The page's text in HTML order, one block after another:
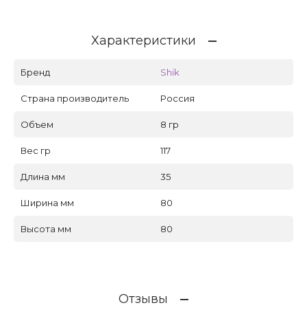
Характеристики
Бренд Shik
Страна производитель Россия
Объем 8 гр
Вес гр 117
Длина мм 35
Ширина мм 80
Высота мм 80
Отзывы